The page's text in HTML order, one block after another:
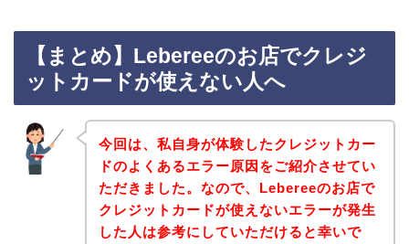
【まとめ】Lebereeのお店でクレジ
ットカードが使えない人へ
今回は、私自身が体験したクレジットカー
ドのよくあるエラー原因をご紹介させてい
ただきました。なので、Lebereeのお店で
クレジットカードが使えないエラーが発生
した人は参考にしていただけると幸いで